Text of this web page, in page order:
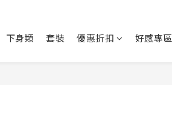
下身類 套裝 優惠折扣 好感專區